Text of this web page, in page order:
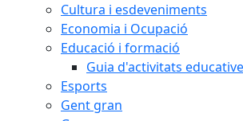
Cultura i esdeveniments
Economia i Ocupació
Educació i formació
Guia d'activitats
Esports
Gent gran